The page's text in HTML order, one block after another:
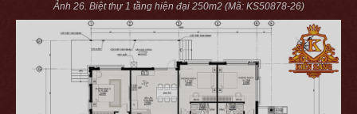
Ảnh 26. Biệt thự 1 tầng hiện đại 250m2 (Mã: KS50878-26)